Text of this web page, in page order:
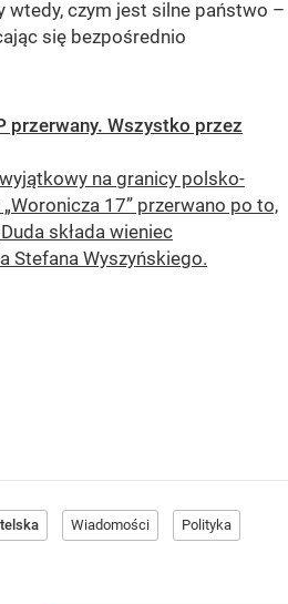
wtedy, czym jest silne państwo –
się bezpośrednio
przerwany. Wszystko przez
na granicy polsko-
17” przerwano po to,
składa wieniec
Stefana Wyszyńskiego.
Wiadomości Polityka